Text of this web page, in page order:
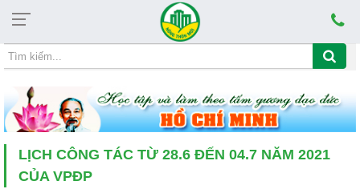
Thứ ba, 11/08/2026, 02:33
LÀM THEO TẤM GƯƠNG ĐẠO ĐỨC HCM CỦA VĂN PHÒNG
LỊCH CÔNG TÁC TỪ 28.6 ĐẾN 04.7 NĂM 2021
CỦA VPĐP